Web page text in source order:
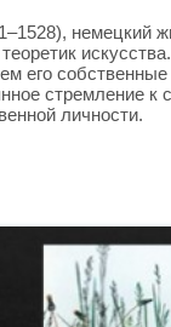
немецкий
его собственные
стремление к
личности.